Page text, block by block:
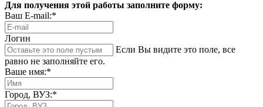
Для получения этой работы заполните форму:
Ваш E-mail:*
Логин
Если Вы видите это поле, все
равно не заполняйте его.
Ваше имя:*
Город, ВУЗ:*